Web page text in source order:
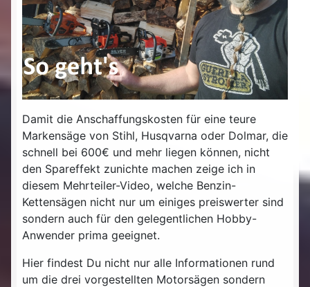
Damit die Anschaffungskosten für eine teure
Markensäge von Stihl, Husqvarna oder Dolmar, die
schnell bei 600€ und mehr liegen können, nicht
den Spareffekt zunichte machen zeige ich in
diesem Mehrteiler-Video, welche Benzin-
Kettensägen nicht nur um einiges preiswerter sind
sondern auch für den gelegentlichen Hobby-
Anwender prima geeignet.
Hier findest Du nicht nur alle Informationen rund
um die drei vorgestellten Motorsägen sondern